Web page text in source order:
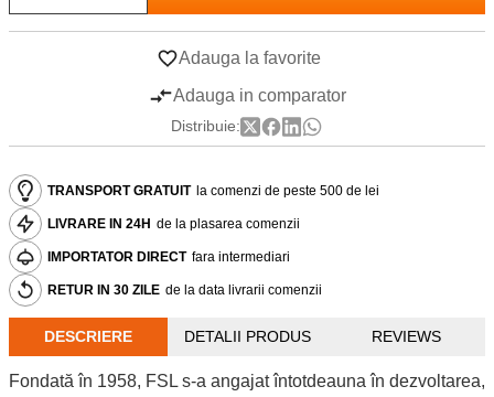
Adauga la favorite
Adauga in comparator
Distribuie:
TRANSPORT GRATUIT la comenzi de peste 500 de lei
LIVRARE IN 24H de la plasarea comenzii
IMPORTATOR DIRECT fara intermediari
RETUR IN 30 ZILE de la data livrarii comenzii
DESCRIERE DETALII PRODUS REVIEWS
Fondată în 1958, FSL s-a angajat întotdeauna în dezvoltarea,